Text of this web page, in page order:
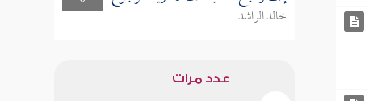
خالد الراشد
عدد مرات